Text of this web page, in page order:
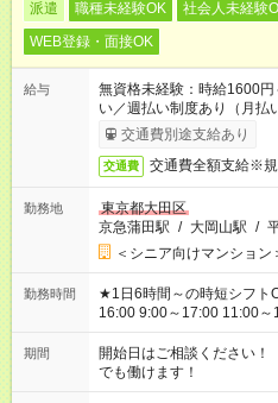
派遣 職種未経験OK 社会人未経験
WEB登録・面接OK
給与
無資格未経験：時給1600
い／週払い制度あり（月払
完了次第のお支払いとなり
交通費別途支給あり
交通費 交通費全額支給※
勤務地
東京都大田区
京急蒲田駅 / 大岡山駅 /
＜シニア向けマンション
勤務時間
★1日6時間～の時短シフトOK ★スタート時間選べます！
16:00 9:00～17:00 11:00～19:00
場合、他のお仕事と合わせ
ん ※法令に基づき、週20
となります ※労働者派遣法
短時間・短期間の就業はご
期間
開始日はご相談ください
でも働けます！